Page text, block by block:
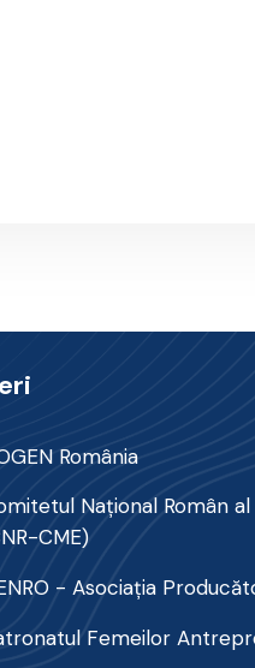
România
Naţional Român
CME)
- Asociația
Femeilor